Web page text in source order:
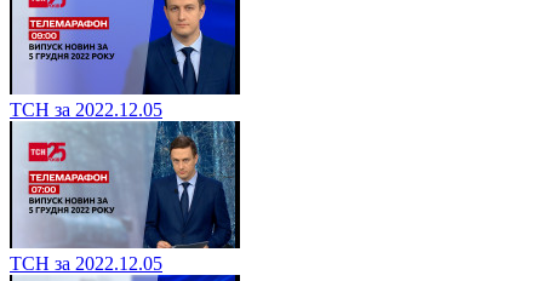
ТСН за 2022.12.05
ТСН за 2022.12.05